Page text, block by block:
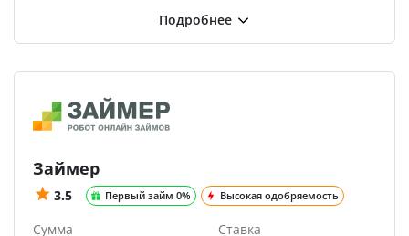
Займер
3.5 Первый займ 0% Высокая одобряемость
Сумма Ставка